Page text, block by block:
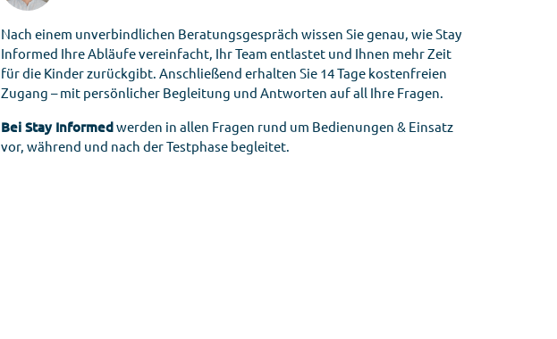
Nach einem unverbindlichen Beratungsgespräch wissen Sie genau, wie Stay
Informed Ihre Abläufe vereinfacht, Ihr Team entlastet und Ihnen mehr Zeit
für die Kinder zurückgibt. Anschließend erhalten Sie 14 Tage kostenfreien
Zugang – mit persönlicher Begleitung und Antworten auf all Ihre Fragen.
Bei Stay Informedwerden in allen Fragen rund um Bedienungen & Einsatz
vor, während und nach der Testphase begleitet.